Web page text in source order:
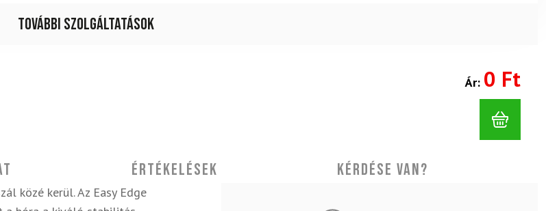
További szolgáltatások
Ár: 0 Ft
Értékelések Kérdése van?
közé kerül. Az Easy Edge